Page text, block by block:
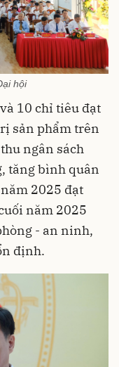
hội
10 chỉ tiêu đạt
sản phẩm trên
ngân sách
tăng bình quân
2025 đạt
năm 2025
- an ninh,
định.